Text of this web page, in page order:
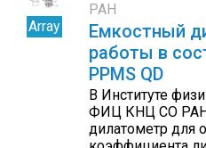
Array
РАН
Емкостный
работы в
PPMS QD
В Институте
ФИЦ КНЦ СО РАН
дилатометр для